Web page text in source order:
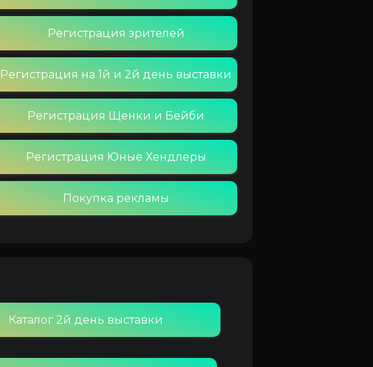
Регистрация зрителей
Регистрация на 1й и 2й день выставки
Регистрация Щенки и Бейби
Регистрация Юные Хендлеры
Покупка рекламы
Каталог 2й день выставки